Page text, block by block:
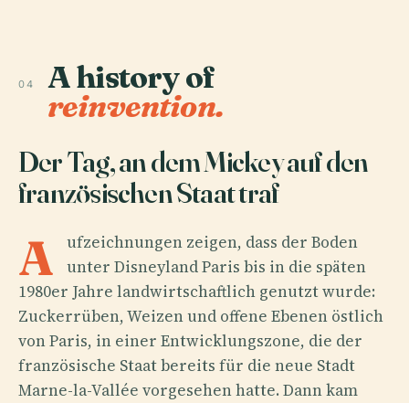
04 A history of
reinvention.
Der Tag, an dem Mickey auf den
französischen Staat traf
A
ufzeichnungen zeigen, dass der Boden
unter Disneyland Paris bis in die späten
1980er Jahre landwirtschaftlich genutzt wurde:
Zuckerrüben, Weizen und offene Ebenen östlich
von Paris, in einer Entwicklungszone, die der
französische Staat bereits für die neue Stadt
Marne-la-Vallée vorgesehen hatte. Dann kam